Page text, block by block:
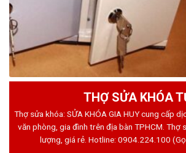
THỢ SỬA KHÓA
Thợ sửa khóa: SỬA KHÓA GIA HUY cung cấp
văn phòng, gia đình trên địa bàn TPHCM. Thợ
lượng, giá rẻ. Hotline: 0904.224.100